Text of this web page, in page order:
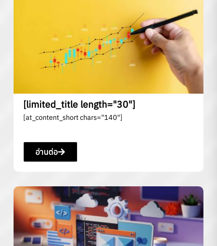
[limited_title length="30"]
[at_content_short chars="140"]
อ่านต่อ